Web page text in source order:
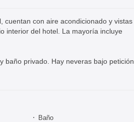
cuentan con aire acondicionado y vistas
interior del hotel. La mayoría incluye
privado. Hay neveras bajo petición.
Baño